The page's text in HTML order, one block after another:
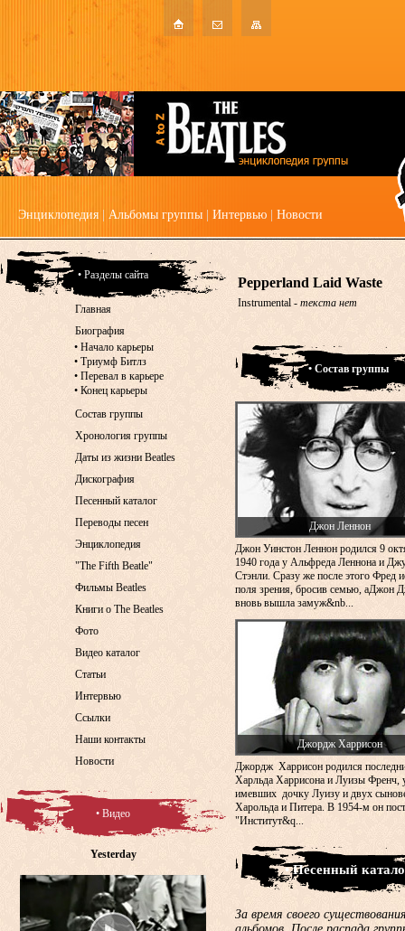
Энциклопедия Альбомы группы Интервью Новости
Pepperland Laid Waste
Instrumental - текста нет
• Состав группы
Джон Леннон
Джон Уинстон Леннон родился 9
1940 года у Альфреда Леннона и
Стэнли. Сразу же после этого Фред
поля зрения, бросив семью, аДжон
вновь вышла замуж&nb...
Джордж Харрисон
Джордж Харрисон родился
Харльда Харрисона и Луизы Френч,
имевших дочку Луизу и двух
Харольда и Питера. В 1954-м он
"Институт&q...
• Песенный
За время своего
• Разделы сайта
Главная
Биография
• Начало карьеры
• Триумф Битлз
• Перевал в карьере
• Конец карьеры
Состав группы
Хронология группы
Даты из жизни Beatles
Дискография
Песенный каталог
Переводы песен
Энциклопедия
"The Fifth Beatle"
Фильмы Beatles
Книги о The Beatles
Фото
Видео каталог
Статьи
Интервью
Ссылки
Наши контакты
Новости
• Видео
Yesterday